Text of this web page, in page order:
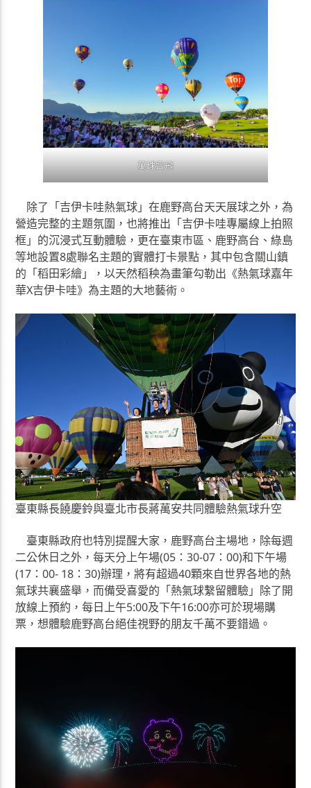
萬球齊飛
除了「吉伊卡哇熱氣球」在鹿野高台天天展球之外，為
營造完整的主題氛圍，也將推出「吉伊卡哇專屬線上拍照
框」的沉浸式互動體驗，更在臺東市區、鹿野高台、綠島
等地設置8處聯名主題的實體打卡景點，其中包含關山鎮
的「稻田彩繪」，以天然稻秧為畫筆勾勒出《熱氣球嘉年
華X吉伊卡哇》為主題的大地藝術。
臺東縣長饒慶鈴與臺北市長蔣萬安共同體驗熱氣球升空
臺東縣政府也特別提醒大家，鹿野高台主場地，除每週
二公休日之外，每天分上午場(05：30-07：00)和下午場
(17：00- 18：30)辦理，將有超過40顆來自世界各地的熱
氣球共襄盛舉，而備受喜愛的「熱氣球繫留體驗」除了開
放線上預約，每日上午5:00及下午16:00亦可於現場購
票，想體驗鹿野高台絕佳視野的朋友千萬不要錯過。